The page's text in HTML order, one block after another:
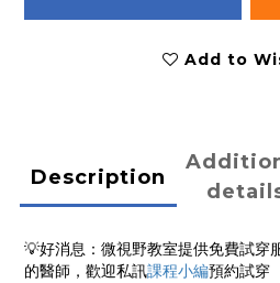
Add to
Description
💡好消息：微視野教室提供免費試穿
的醫師，歡迎私訊課程小編預約試穿